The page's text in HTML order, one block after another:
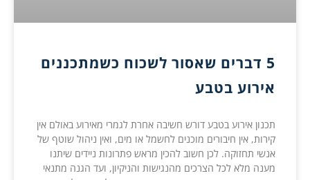
5 דברים שאסור לשכוח כשמתכננים
אירוע בטבע
תכנון אירוע בטבע דורש חשיבה אחרת לגמרי מאירוע באולם אין
קירות, אין חיבורים מוכנים לחשמל או מים, ואין ניהול שוטף של
אנשי תחזוקה. לכן חשוב להכין מראש פתרונות ניידים שיתנו
מענה מלא לכל הצרכים מהנגישות והניקיון, ועד הגנה מתנאי